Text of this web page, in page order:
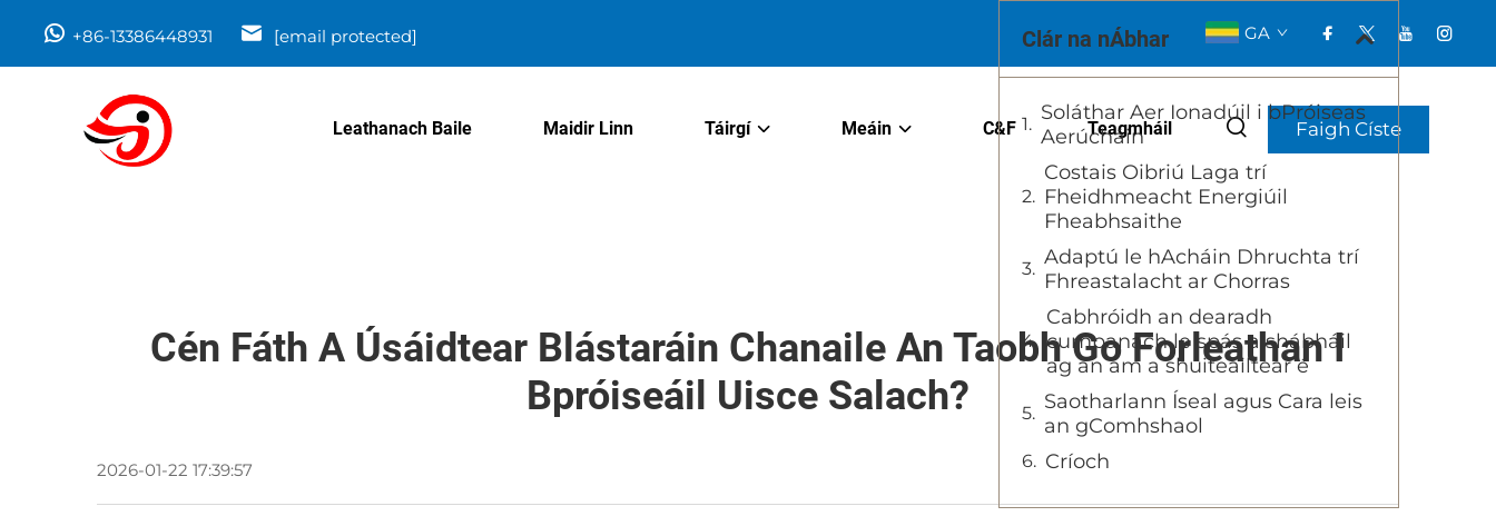
+86-13386448931 [email protected] GA
Leathanach Baile Maidir Linn Táirgí Meáin C&F Teagmháil Faigh Císte
Cén Fáth A Úsáidtear Blástaráin Chanaile An Taobh Go Forleathan I
Bpróiseáil Uisce Salach?
2026-01-22 17:39:57
Clár na nÁbhar
Soláthar Aer Ionadúil i bPróiseas
Aerúcháin
Costais Oibriú Laga trí
Fheidhmeacht Energiúil
Fheabhsaithe
Adaptú le hAcháin Dhruchta trí
Fhreastalacht ar Chorras
Cabhróidh an dearadh
cumpanach le spás a shábháil
ag an am a shuiteáiltear é
Saotharlann Íseal agus Cara leis
an gComhshaol
Críoch